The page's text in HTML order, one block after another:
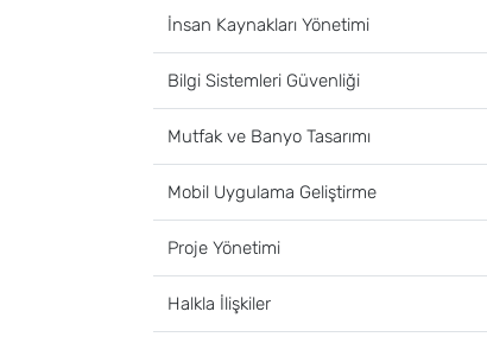
İnsan Kaynakları Yönetimi
Bilgi Sistemleri Güvenliği
Mutfak ve Banyo Tasarımı
Mobil Uygulama Geliştirme
Proje Yönetimi
Halkla İlişkiler